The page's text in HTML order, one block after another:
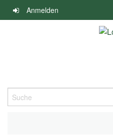
Navigation
überspringen
Anmelden
Suche